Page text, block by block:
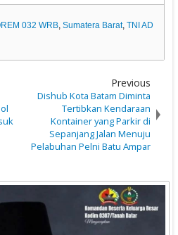
032 WRB,Sumatera Barat,TNI AD
Previous
Dishub Kota Batam Diminta
Tertibkan Kendaraan
Kontainer yang Parkir di
Sepanjang Jalan Menuju
Pelabuhan Pelni Batu Ampar